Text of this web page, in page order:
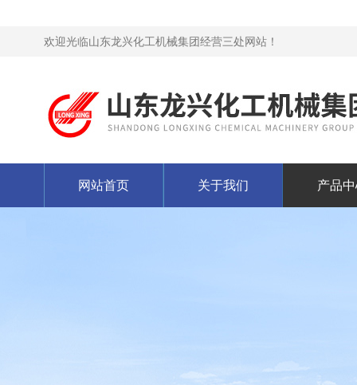
欢迎光临山东龙兴化工机械集团经营三处网站！
网站首页 关于我们 产品